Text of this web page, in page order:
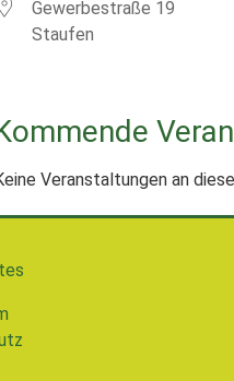
Gewerbestraße 19
Staufen
Veranstaltungen an